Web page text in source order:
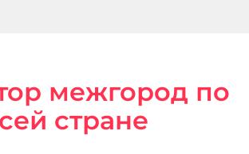
межгород по
стране